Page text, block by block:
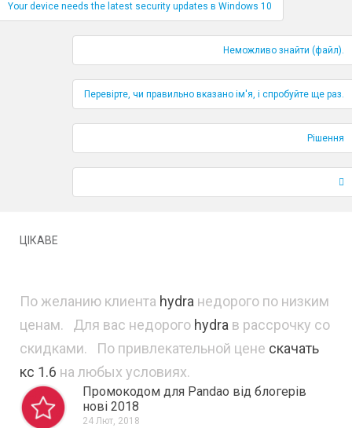
Your device needs the latest security updates в Windows 10
Неможливо знайти (файл).
Перевірте, чи правильно вказано ім'я, і спробуйте ще раз.
Рішення
ЦІКАВЕ
По желанию клиента hydra недорого по низким
ценам. Для вас недорого hydra в рассрочку со
скидками. По привлекательной цене скачать
кс 1.6 на любых условиях.
Промокодом для Pandao від блогерів
нові 2018
24 Лют, 2018